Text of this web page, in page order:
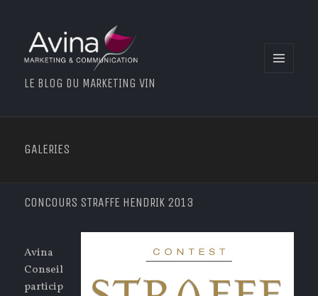
LE BLOG DU MARKETING VIN
GALERIES
CONCOURS STRAFFE HENDRIK 2013
Avina
Conseil
particip